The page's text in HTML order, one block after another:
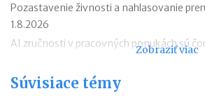
Pozastavenie živnosti a nahlasovanie
1.8.2026
AI zručnosti v pracovných ponukách sú
Návrat z dovolenky mimo EÚ: čo si možno
Zobraziť viac
Súvisiace témy